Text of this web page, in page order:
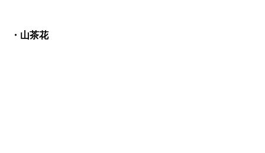
・山茶花